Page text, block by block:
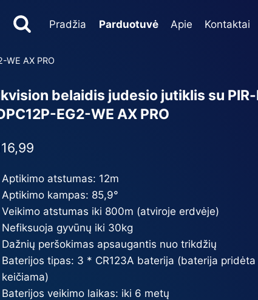
Pradžia Parduotuvė Apie Kontaktai
WE AX PRO
belaidis judesio jutiklis su
EG2-WE AX PRO
Aptikimo atstumas: 12m
Aptikimo kampas: 85,9°
Veikimo atstumas iki 800m (atviroje erdvėje)
Nefiksuoja gyvūnų iki 30kg
Dažnių peršokimas apsaugantis nuo trikdžių
Baterijos tipas: 3 * CR123A baterija (baterija
keičiama)
Baterijos veikimo laikas: iki 6 metų